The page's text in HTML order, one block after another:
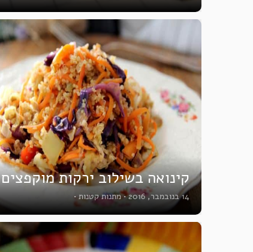
קינואה בשילוב ירקות מוקפצים
14 בנובמבר, 2016 • מתנות קטנות •